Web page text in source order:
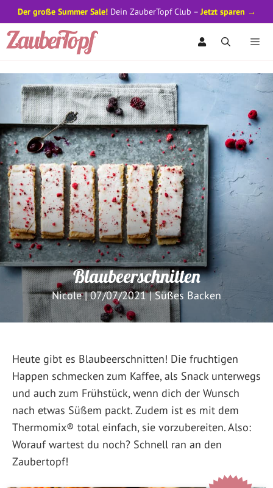
Zum
Inhalt
Blaubeerschnitten
Nicole|07/07/2021|Süßes Backen
Heute gibt es Blaubeerschnitten! Die fruchtigen
Happen schmecken zum Kaffee, als Snack unterwegs
und auch zum Frühstück, wenn dich der Wunsch
nach etwas Süßem packt. Zudem ist es mit dem
Thermomix® total einfach, sie vorzubereiten. Also:
Worauf wartest du noch? Schnell ran an den
Zaubertopf!
Der große Summer Sale!Dein ZauberTopf Club –Jetzt sparen →